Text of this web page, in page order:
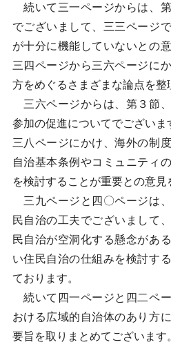
続いて三一ページからは、
でございまして、三三ページ
が十分に機能していないとの
三四ページから三六ページに
方をめぐるさまざまな論点を整
三六ページからは、第３節
参加の促進についてでございま
三八ページにかけ、海外の制
自治基本条例やコミュニティ
を検討することが重要との意見
三九ページと四〇ページは
民自治の工夫でございまして
民自治が空洞化する懸念があ
い住民自治の仕組みを検討す
ております。
続いて四一ページと四二ペ
おける広域的自治体のあり方
要旨を取りまとめてございます